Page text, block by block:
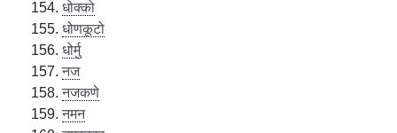
धोक्को
धोणकूटो
धोर्मु
नज
नजकणे
नमन